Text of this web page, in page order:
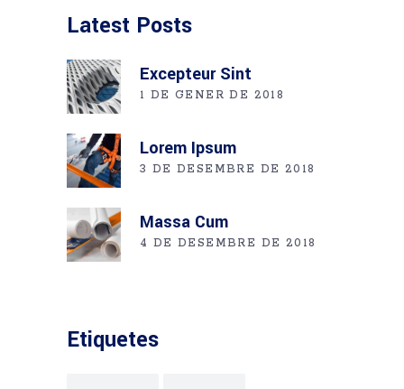
Latest Posts
Excepteur Sint
1 DE GENER DE 2018
Lorem Ipsum
3 DE DESEMBRE DE 2018
Massa Cum
4 DE DESEMBRE DE 2018
Etiquetes